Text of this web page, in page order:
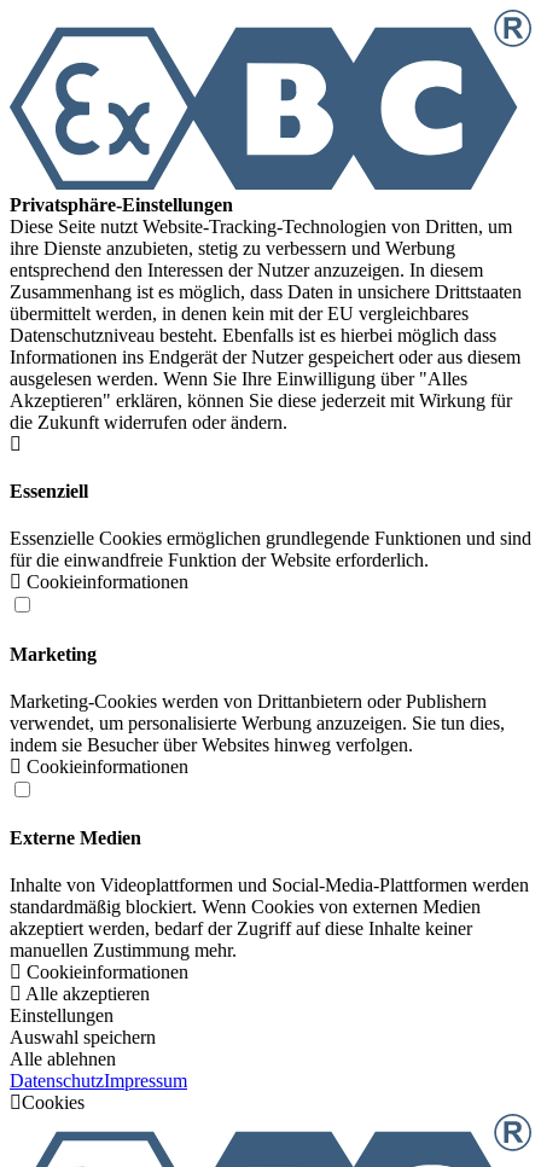
Privatsphäre-Einstellungen
Diese Seite nutzt Website-Tracking-Technologien von Dritten, um
ihre Dienste anzubieten, stetig zu verbessern und Werbung
entsprechend den Interessen der Nutzer anzuzeigen. In diesem
Zusammenhang ist es möglich, dass Daten in unsichere Drittstaaten
übermittelt werden, in denen kein mit der EU vergleichbares
Datenschutzniveau besteht. Ebenfalls ist es hierbei möglich dass
Informationen ins Endgerät der Nutzer gespeichert oder aus diesem
ausgelesen werden. Wenn Sie Ihre Einwilligung über "Alles
Akzeptieren" erklären, können Sie diese jederzeit mit Wirkung für
die Zukunft widerrufen oder ändern.
Essenziell
Essenzielle Cookies ermöglichen grundlegende Funktionen und sind
für die einwandfreie Funktion der Website erforderlich.
Cookieinformationen
Marketing
Marketing-Cookies werden von Drittanbietern oder Publishern
verwendet, um personalisierte Werbung anzuzeigen. Sie tun dies,
indem sie Besucher über Websites hinweg verfolgen.
Cookieinformationen
Externe Medien
Inhalte von Videoplattformen und Social-Media-Plattformen werden
standardmäßig blockiert. Wenn Cookies von externen Medien
akzeptiert werden, bedarf der Zugriff auf diese Inhalte keiner
manuellen Zustimmung mehr.
Cookieinformationen
Alle akzeptieren
Einstellungen
Auswahl speichern
Alle ablehnen
DatenschutzImpressum
Cookies